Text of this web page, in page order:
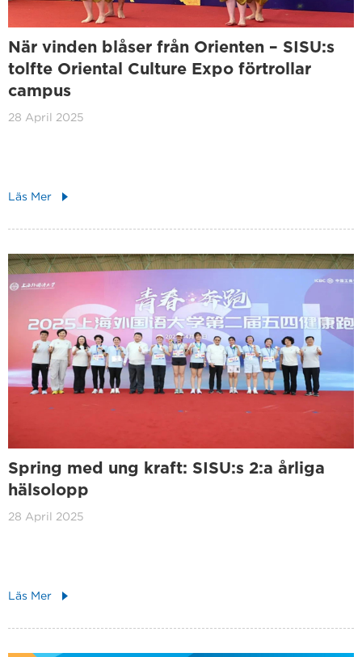
När vinden blåser från Orienten – SISU:s
tolfte Oriental Culture Expo förtrollar
campus
28 April 2025
Läs Mer
Spring med ung kraft: SISU:s 2:a årliga
hälsolopp
28 April 2025
Läs Mer